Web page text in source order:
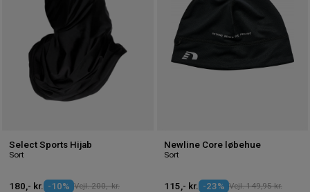
Select Sports Hijab
Sort
180,- kr. -10% Vejl. 200,- kr.
Newline Core løbehue
Sort
115,- kr. -23% Vejl. 149,95 kr.